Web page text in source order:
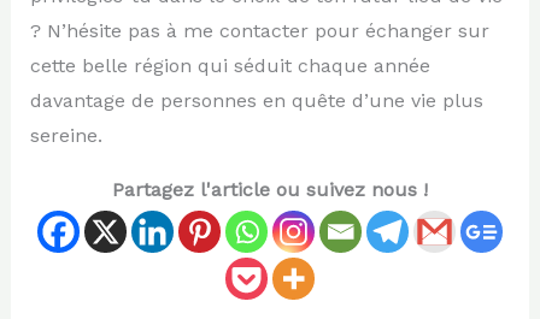
? N’hésite pas à me contacter pour échanger sur
cette belle région qui séduit chaque année
davantage de personnes en quête d’une vie plus
sereine.
Partagez l'article ou suivez nous !